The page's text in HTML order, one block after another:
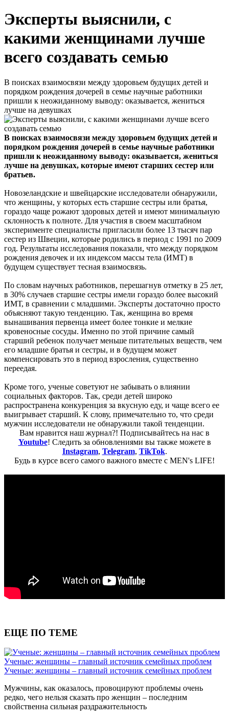
Эксперты выяснили, с
какими женщинами лучше
всего создавать семью
В поисках взаимосвязи между здоровьем будущих детей и
порядком рождения дочерей в семье научные работники
пришли к неожиданному выводу: оказывается, жениться
лучше на девушках
В поисках взаимосвязи между здоровьем будущих детей и
порядком рождения дочерей в семье научные работники
пришли к неожиданному выводу: оказывается, жениться
лучше на девушках, которые имеют старших сестер или
братьев.
Новозеландские и швейцарские исследователи обнаружили,
что женщины, у которых есть старшие сестры или братья,
гораздо чаще рожают здоровых детей и имеют минимальную
склонность к полноте. Для участия в своем масштабном
эксперименте специалисты пригласили более 13 тысяч пар
сестер из Швеции, которые родились в период с 1991 по 2009
год. Результаты исследования показали, что между порядком
рождения девочек и их индексом массы тела (ИМТ) в
будущем существует тесная взаимосвязь.
По словам научных работников, перешагнув отметку в 25 лет,
в 30% случаев старшие сестры имели гораздо более высокий
ИМТ, в сравнении с младшими. Эксперты достаточно просто
объясняют такую тенденцию. Так, женщина во время
вынашивания первенца имеет более тонкие и мелкие
кровеносные сосуды. Именно по этой причине самый
старший ребенок получает меньше питательных веществ, чем
его младшие братья и сестры, и в будущем может
компенсировать это в период взросления, существенно
переедая.
Кроме того, ученые советуют не забывать о влиянии
социальных факторов. Так, среди детей широко
распространена конкуренция за вкусную еду, и чаще всего ее
выигрывает старший. К слову, примечательно то, что среди
мужчин исследователи не обнаружили такой тенденции.
Вам нравится наш журнал?! Подписывайтесь на нас в
Youtube! Следить за обновлениями вы также можете в
Instagram, Telegram, TikTok.
Будь в курсе всего самого важного вместе с MEN's LIFE!
ЕЩЕ ПО ТЕМЕ
Ученые: женщины – главный источник семейных проблем
Ученые: женщины – главный источник семейных проблем
Мужчины, как оказалось, провоцируют проблемы очень
редко, чего нельзя сказать про женщин – последним
свойственна сильная раздражительность